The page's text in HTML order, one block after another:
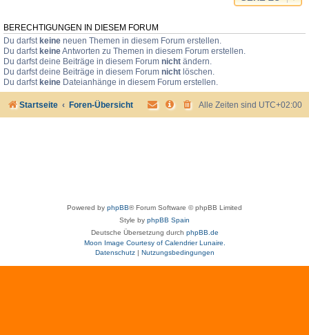
BERECHTIGUNGEN IN DIESEM FORUM
Du darfst keine neuen Themen in diesem Forum erstellen.
Du darfst keineAntworten zu Themen in diesem Forum erstellen.
Du darfst deine Beiträge in diesem Forum nicht ändern.
Du darfst deine Beiträge in diesem Forum nicht löschen.
Du darfst keine Dateianhänge in diesem Forum erstellen.
Startseite Foren-Übersicht Alle Zeiten sind UTC+02:00
Powered by phpBB® Forum Software © phpBB Limited
Style by phpBB Spain
Deutsche Übersetzung durch phpBB.de
Moon Image Courtesy of Calendrier Lunaire.
Datenschutz| Nutzungsbedingungen